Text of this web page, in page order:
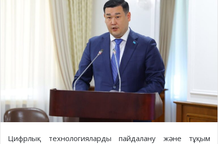
Цифрлық технологияларды пайдалану және тұқым